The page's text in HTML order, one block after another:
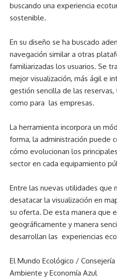
buscando una experiencia
sostenible.
En su diseño se ha buscado
navegación similar a otras
familiarizadas los usuarios. Se
mejor visualización, más ágil e
gestión sencilla de las
como para las empresas.
La herramienta incorpora un
forma, la administración puede
cómo evolucionan los
sector en cada equipamiento
Entre las nuevas utilidades que
desatacar la visualización en
su oferta. De esta manera que
geográficamente y manera
desarrollan las experiencias
El Mundo Ecológico /
Ambiente y Economía Azul